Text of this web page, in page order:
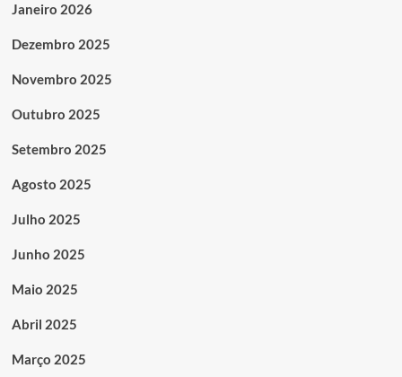
Janeiro 2026
Dezembro 2025
Novembro 2025
Outubro 2025
Setembro 2025
Agosto 2025
Julho 2025
Junho 2025
Maio 2025
Abril 2025
Março 2025